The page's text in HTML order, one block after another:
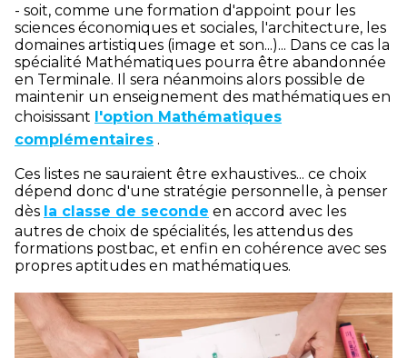
- soit, comme une formation d'appoint pour les
sciences économiques et sociales, l'architecture, les
domaines artistiques (image et son...)... Dans ce cas la
spécialité Mathématiques pourra être abandonnée
en Terminale. Il sera néanmoins alors possible de
maintenir un enseignement des mathématiques en
choisissant l'option Mathématiques
complémentaires .
Ces listes ne sauraient être exhaustives... ce choix
dépend donc d'une stratégie personnelle, à penser
dès la classe de seconde en accord avec les
autres de choix de spécialités, les attendus des
formations postbac, et enfin en cohérence avec ses
propres aptitudes en mathématiques.